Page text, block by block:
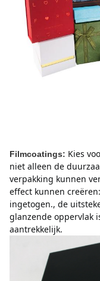
Filmcoatings: Kies
niet alleen de
verpakking kunnen
effect kunnen
ingetogen., de
glanzende oppervlak
aantrekkelijk.